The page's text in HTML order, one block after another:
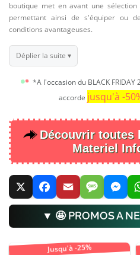
boutique met en avant une
permettant ainsi de s'équiper ou
conditions avantageuses.
Déplier la suite ▾
*A l'occasion du BLACK
accorde jusqu'à -
Découvrir toutes
Materiel
▼ 🤩 PROMOS A
Jusqu'à -25%